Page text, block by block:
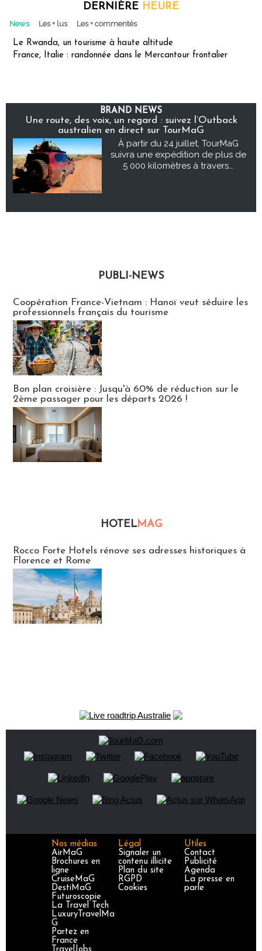
DERNIÈRE HEURE
News Les + lus Les + commentés
Le Rwanda, un tourisme à haute altitude
France, Italie : randonnée dans le Mercantour frontalier
BRAND NEWS
Une route, des voix, un regard : suivez l’Outback
australien en direct sur TourMaG
À partir du 24 juillet, TourMaG
suivra une expédition de plus de
5 000 kilomètres à travers...
PUBLI-NEWS
Coopération France-Vietnam : Hanoï veut séduire les
professionnels français du tourisme
Bon plan croisière : Jusqu'à 60% de réduction sur le
2ème passager pour les départs 2026 !
HOTELMAG
Rocco Forte Hotels rénove ses adresses historiques à
Florence et Rome
Nos médias
AirMaG
Brochures en
ligne
CruiseMaG
DestiMaG
Futuroscopie
La Travel Tech
LuxuryTravelMa
G
Partez en
France
Légal
Signaler un
contenu illicite
Plan du site
RGPD
Cookies
Utiles
Contact
Publicité
Agenda
La presse en
parle